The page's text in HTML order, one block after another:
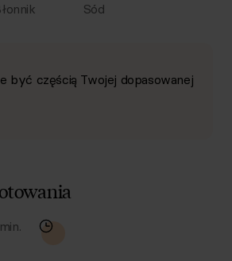
Sód
być częścią Twojej dopasowanej
min.